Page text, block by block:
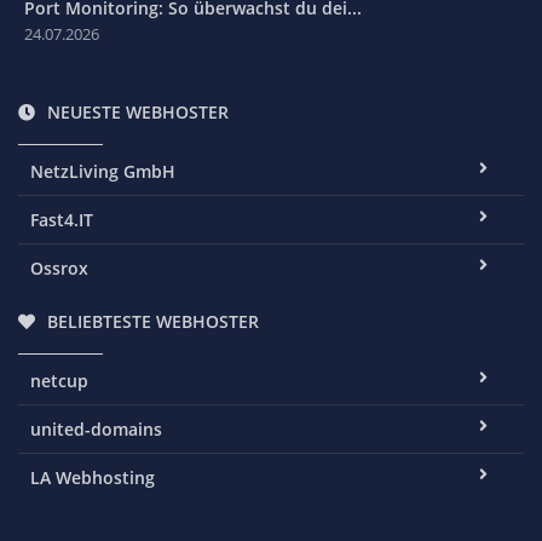
Port Monitoring: So überwachst du dei...
24.07.2026
NEUESTE WEBHOSTER
NetzLiving GmbH
Fast4.IT
Ossrox
BELIEBTESTE WEBHOSTER
netcup
united-domains
LA Webhosting